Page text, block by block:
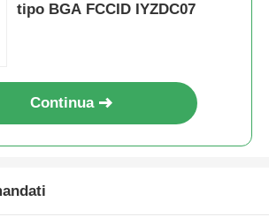
tipo BGA FCCID IYZDC07
Continua